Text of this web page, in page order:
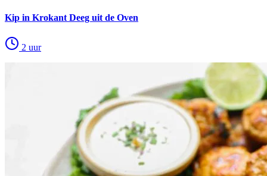
Kip in Krokant Deeg uit de Oven
2 uur